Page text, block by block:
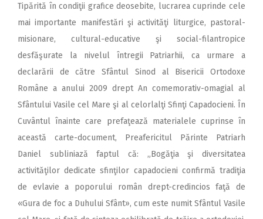
Tipărită în condiţii grafice deosebite, lucrarea cuprinde cele
mai importante manifestări şi activităţi liturgice, pastoral-
misionare, cultural-educative şi social-filantropice
desfăşurate la nivelul întregii Patriarhii, ca urmare a
declarării de către Sfântul Sinod al Bisericii Ortodoxe
Române a anului 2009 drept An comemorativ-omagial al
Sfântului Vasile cel Mare şi al celorlalţi Sfinţi Capadocieni. În
Cuvântul înainte care prefaţează materialele cuprinse în
această carte-document, Preafericitul Părinte Patriarh
Daniel subliniază faptul că: „Bogăţia şi diversitatea
activităţilor dedicate sfinţilor capadocieni confirmă tradiţia
de evlavie a poporului român drept-credincios faţă de
«Gura de foc a Duhului Sfânt», cum este numit Sfântul Vasile